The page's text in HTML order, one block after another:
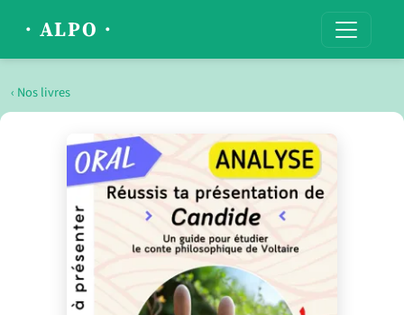
· ALPO ·
‹ Nos livres